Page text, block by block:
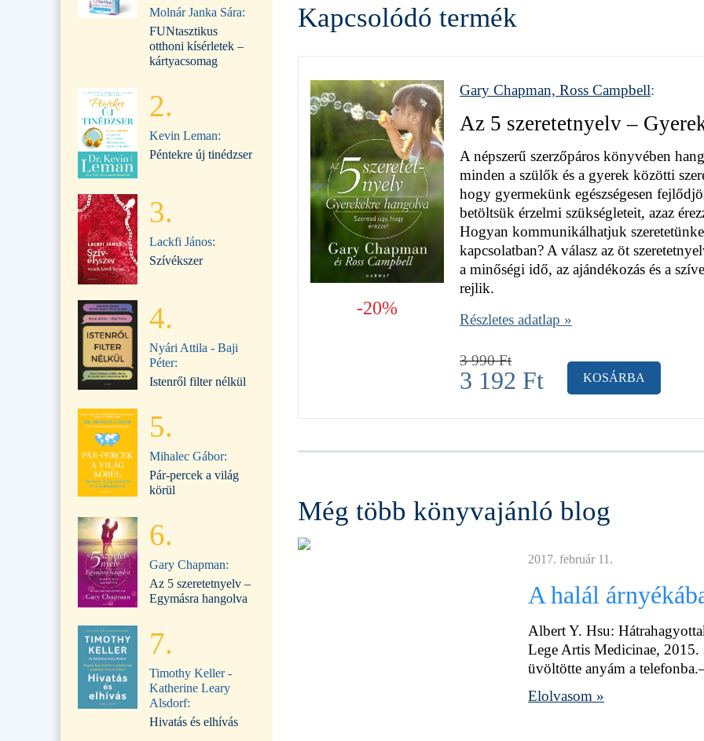
Kapcsolódó termék
-20%
Gary Chapman, Ross Campbell:
Az 5 szeretetnyelv –
A népszerű szerzőpáros könyvében
minden a szülők és a gyerek közötti
hogy gyermekünk egészségesen
betöltsük érzelmi szükségleteit, azaz
Hogyan kommunikálhatjuk
kapcsolatban? A válasz az öt
a minőségi idő, az ajándékozás és a
rejlik.
Részletes adatlap »
3 990Ft
3 192 Ft KOSÁRBA
Még több könyvajánló blog
2017. február 11.
A halál
Albert Y. Hsu:
Lege Artis Medicinae,
üvöltötte anyám a
Elolvasom »
Molnár Janka Sára:
FUNtasztikus
otthoni kísérletek –
kártyacsomag
2.
Kevin Leman:
Péntekre új tinédzser
3.
Lackfi János:
Szívékszer
4.
Nyári Attila - Baji
Péter:
Istenről filter nélkül
5.
Mihalec Gábor:
Pár-percek a világ
körül
6.
Gary Chapman:
Az 5 szeretetnyelv –
Egymásra hangolva
7.
Timothy Keller -
Katherine Leary
Alsdorf:
Hivatás és elhívás